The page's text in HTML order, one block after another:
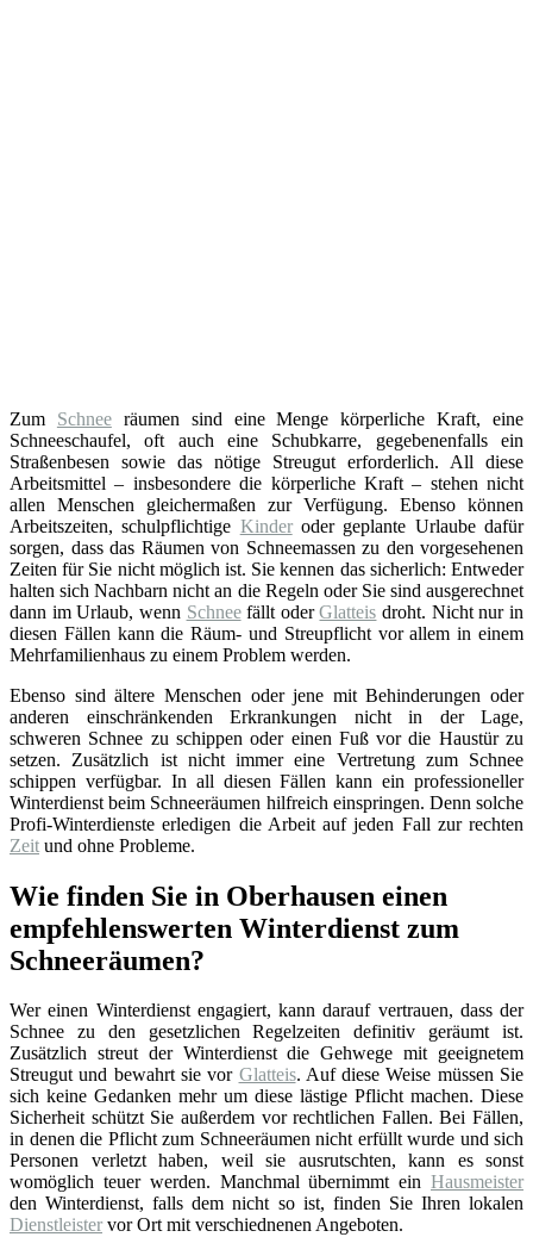
Zum Schneeräumen sind eine Menge körperliche Kraft, eine
Schneeschaufel, oft auch eine Schubkarre, gegebenenfalls ein
Straßenbesen sowie das nötige Streugut erforderlich. All diese
Arbeitsmittel – insbesondere die körperliche Kraft – stehen nicht
allen Menschen gleichermaßen zur Verfügung. Ebenso können
Arbeitszeiten, schulpflichtige Kinderoder geplante Urlaube dafür
sorgen, dass das Räumen von Schneemassen zu den vorgesehenen
Zeiten für Sie nicht möglich ist. Sie kennen das sicherlich: Entweder
halten sich Nachbarn nicht an die Regeln oder Sie sind ausgerechnet
dann im Urlaub, wenn Schneefällt oderGlatteis droht. Nicht nur in
diesen Fällen kann die Räum- und Streupflicht vor allem in einem
Mehrfamilienhaus zu einem Problem werden.
Ebenso sind ältere Menschen oder jene mit Behinderungen oder
anderen einschränkenden Erkrankungen nicht in der Lage,
schweren Schnee zu schippen oder einen Fuß vor die Haustür zu
setzen. Zusätzlich ist nicht immer eine Vertretung zum Schnee
schippen verfügbar. In all diesen Fällen kann ein professioneller
Winterdienst beim Schneeräumen hilfreich einspringen. Denn solche
Profi-Winterdienste erledigen die Arbeit auf jeden Fall zur rechten
Zeit und ohne Probleme.
Wie finden Sie in Oberhausen einen
empfehlenswerten Winterdienst zum
Schneeräumen?
Wer einen Winterdienst engagiert, kann darauf vertrauen, dass der
Schnee zu den gesetzlichen Regelzeiten definitiv geräumt ist.
Zusätzlich streut der Winterdienst die Gehwege mit geeignetem
Streugut und bewahrt sie vor Glatteis. Auf diese Weise müssen Sie
sich keine Gedanken mehr um diese lästige Pflicht machen. Diese
Sicherheit schützt Sie außerdem vor rechtlichen Fallen. Bei Fällen,
in denen die Pflicht zum Schneeräumen nicht erfüllt wurde und sich
Personen verletzt haben, weil sie ausrutschten, kann es sonst
womöglich teuer werden. Manchmal übernimmt ein Hausmeister
den Winterdienst, falls dem nicht so ist, finden Sie Ihren lokalen
Dienstleister vor Ort mit verschiednenen Angeboten.